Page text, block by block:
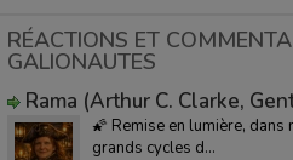
RÉACTIONS ET
GALIONAUTES
Rama (Arthur C. Clarke,
🌠 Remise en lumière, dans
grands cycles d...